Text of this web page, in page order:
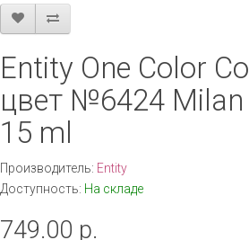
Entity One Color
цвет №6424 Milan
15 ml
Производитель: Entity
Доступность: На складе
749.00 р.